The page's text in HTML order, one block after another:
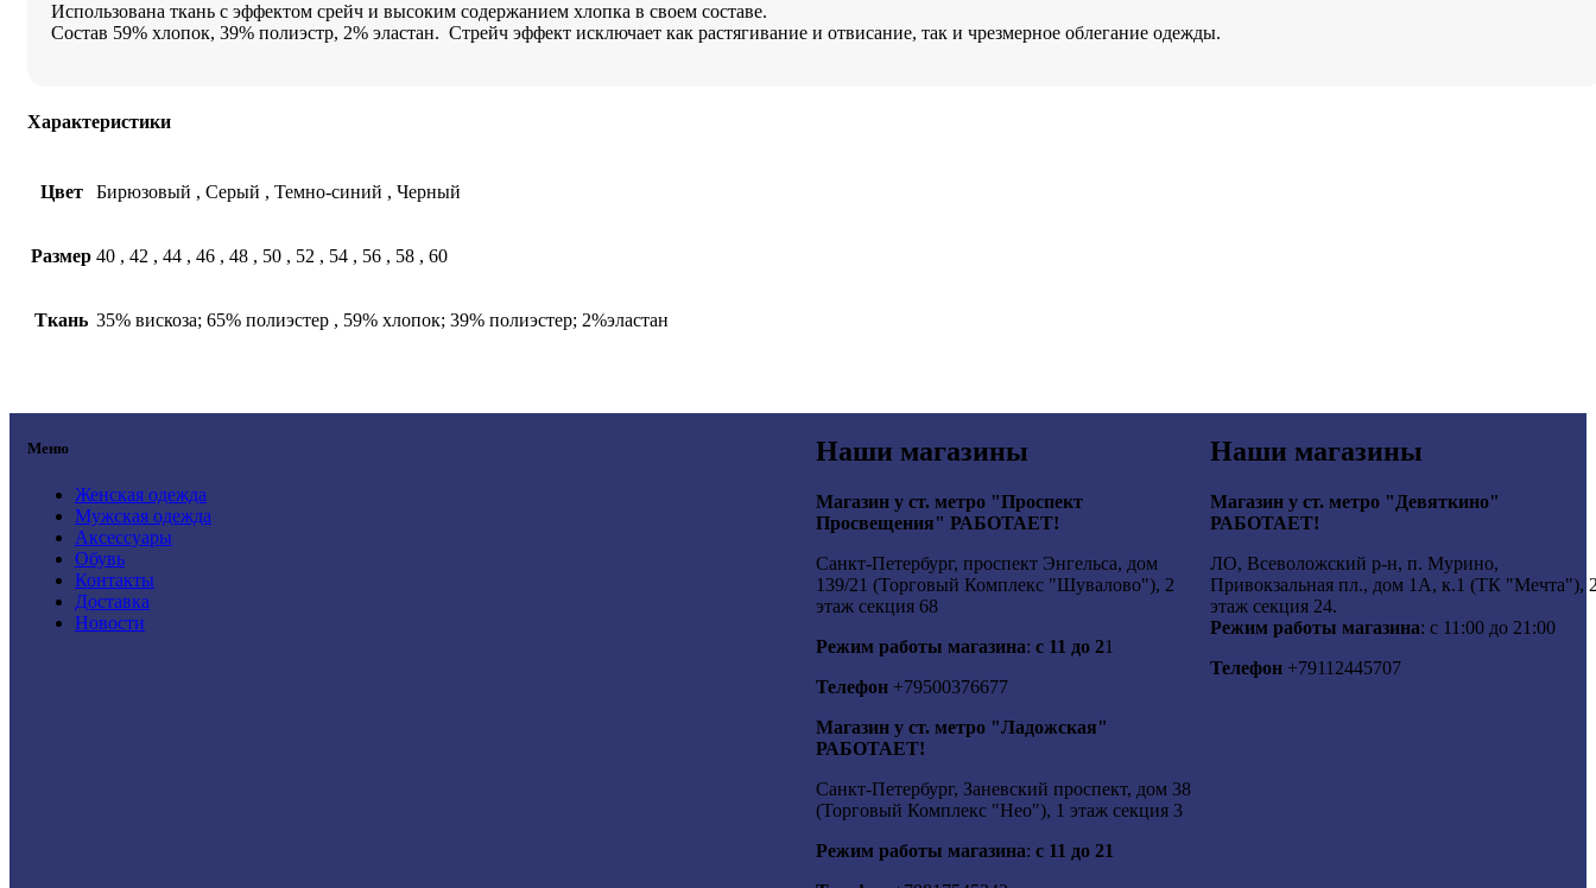
Использована ткань с эффектом срейч и высоким содержанием хлопка в своем составе.
Состав 59% хлопок, 39% полиэстр, 2% эластан. Стрейч эффект исключает как растягивание и отвисание, так и чрезмерное облегание одежды.
Характеристики
Цвет Бирюзовый , Серый , Темно-синий , Черный
Размер 40 , 42 , 44 , 46 , 48 , 50 , 52 , 54 , 56 , 58 , 60
Ткань 35% вискоза; 65% полиэстер , 59% хлопок; 39% полиэстер; 2%эластан
Меню
Женская одежда
Мужская одежда
Аксессуары
Обувь
Контакты
Доставка
Новости
Наши магазины
Магазин у ст. метро "Проспект
Просвещения" РАБОТАЕТ!
Санкт-Петербург, проспект Энгельса, дом
139/21 (Торговый Комплекс "Шувалово"), 2
этаж секция 68
Режим работы магазина: с 11 до 21
Телефон +79500376677
Магазин у ст. метро "Ладожская"
РАБОТАЕТ!
Санкт-Петербург, Заневский проспект, дом 38
(Торговый Комплекс "Нео"), 1 этаж секция 3
Режим работы магазина: с 11 до 21
Наши магазины
Магазин у ст. метро "Девяткино"
РАБОТАЕТ!
ЛО, Всеволожский р-н, п. Мурино,
Привокзальная пл., дом 1А, к.1 (ТК "Мечта"),
этаж секция 24.
Режим работы магазина: с 11:00 до 21:00
Телефон +79112445707